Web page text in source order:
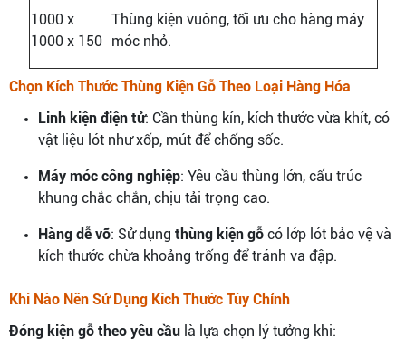
1000 x
1000 x 150
Thùng kiện vuông, tối ưu cho hàng máy
móc nhỏ.
Chọn Kích Thước Thùng Kiện Gỗ Theo Loại Hàng Hóa
Linh kiện điện tử: Cần thùng kín, kích thước vừa khít, có
vật liệu lót như xốp, mút để chống sốc.
Máy móc công nghiệp: Yêu cầu thùng lớn, cấu trúc
khung chắc chắn, chịu tải trọng cao.
Hàng dễ vỡ: Sử dụng thùng kiện gỗ có lớp lót bảo vệ và
kích thước chừa khoảng trống để tránh va đập.
Khi Nào Nên Sử Dụng Kích Thước Tùy Chỉnh
Đóng kiện gỗ theo yêu cầu là lựa chọn lý tưởng khi: